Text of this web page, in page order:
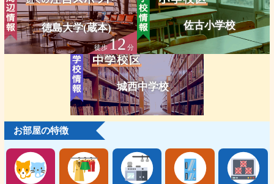
徳島大学(蔵本)
徒歩12 分
佐古小学校
城西中学校
お部屋の特徴